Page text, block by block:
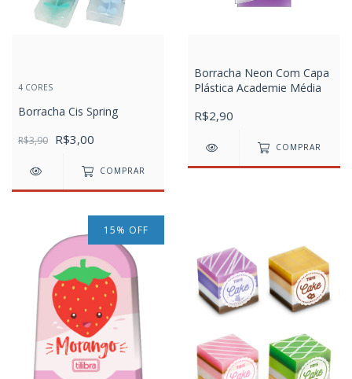
4 CORES
Borracha Cis Spring
R$3,90 R$3,00
COMPRAR
Borracha Neon Com Capa
Plástica Academie Média
R$2,90
COMPRAR
15% OFF